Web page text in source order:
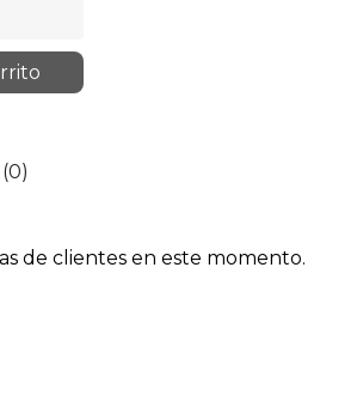
de clientes en este momento.